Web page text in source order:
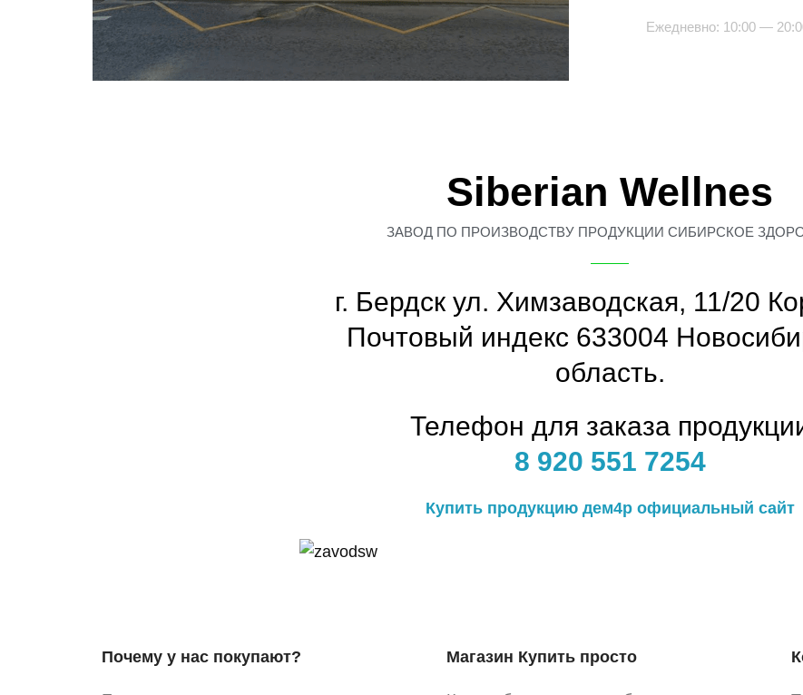
Ежедневно: 10:00 —
Siberian Wellnes
ЗАВОД ПО ПРОИЗВОДСТВУ ПРОДУКЦИИ СИБИРСКОЕ
г. Бердск ул. Химзаводская, 11/20
Почтовый индекс 633004
область.
Телефон для заказа
8 920 551 7254
Купить продукцию дем4р официальный сайт
Почему у нас покупают? Магазин Купить просто